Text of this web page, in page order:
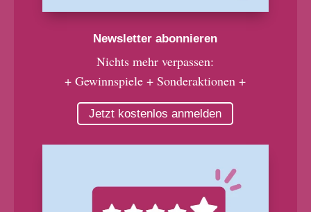
Newsletter abonnieren
Nichts mehr verpassen:
+ Gewinnspiele + Sonderaktionen +
Jetzt kostenlos anmelden